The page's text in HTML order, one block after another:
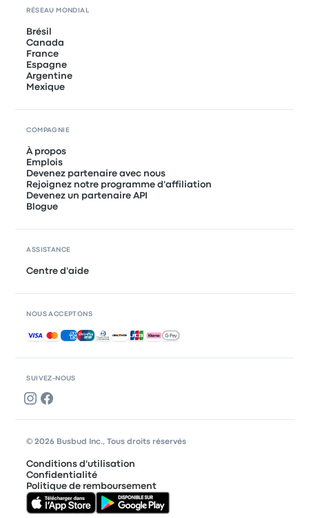
SUIVEZ-NOUS
RÉSEAU MONDIAL
Brésil
Canada
France
Espagne
Argentine
Mexique
COMPAGNIE
À propos
Emplois
Devenez partenaire avec nous
Rejoignez notre programme d'affiliation
Devenez un partenaire API
Blogue
ASSISTANCE
Centre d'aide
NOUS ACCEPTONS
Paiements acceptés
© 2026 Busbud Inc., Tous droits réservés
Conditions d'utilisation
Confidentialité
Politique de remboursement